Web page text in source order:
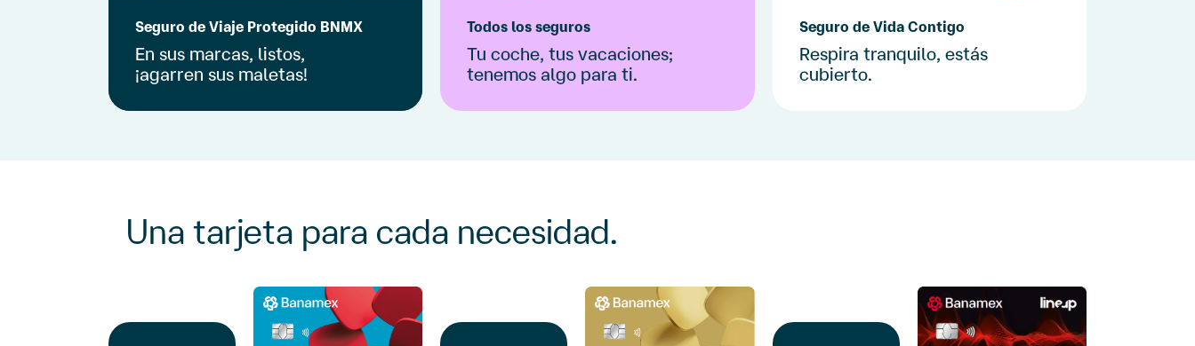
Seguro de Viaje Protegido BNMX
En sus marcas, listos,
¡agarren sus maletas!
Tu seguro te protege, sin importar
Cotiza tu seguro
Todos los seguros
Tu coche, tus vacaciones;
tenemos algo para ti.
Encuentra el seguro que se adapta a
Seguro de Vida Contigo
Respira tranquilo, estás
cubierto.
Una tarjeta para cada necesidad.